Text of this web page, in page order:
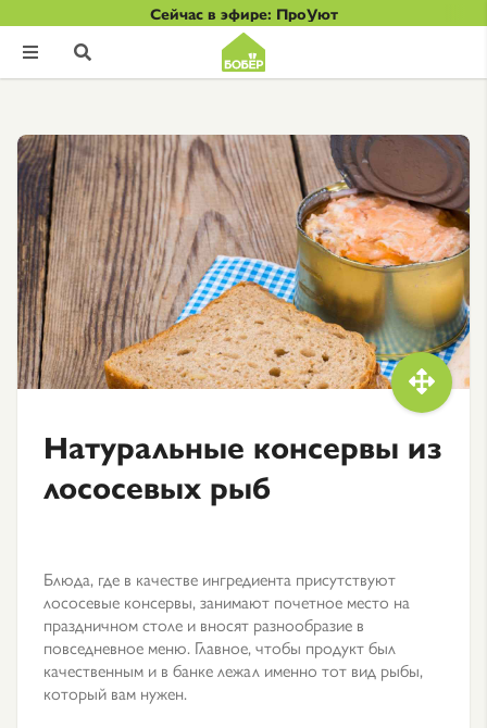
Сейчас в эфире: ПроУют
 

Натуральные консервы из
лососевых рыб
Блюда, где в качестве ингредиента присутствуют
лососевые консервы, занимают почетное место на
праздничном столе и вносят разнообразие в
повседневное меню. Главное, чтобы продукт был
качественным и в банке лежал именно тот вид рыбы,
который вам нужен.